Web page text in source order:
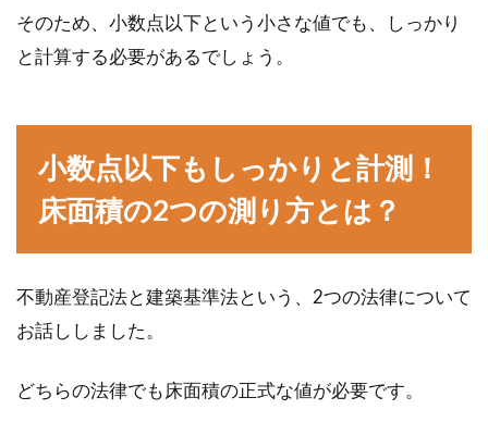
ベッドや机、本棚のような重たい家具を置いた
所の床は、気をつけないとフローリングにへこ
る方法は何かあるの？
そのため、小数点以下という小さな値でも、しっかり
と計算する必要があるでしょう。
小数点以下もしっかりと計測！
床面積の2つの測り方とは？
不動産登記法と建築基準法という、2つの法律について
お話ししました。
どちらの法律でも床面積の正式な値が必要です。